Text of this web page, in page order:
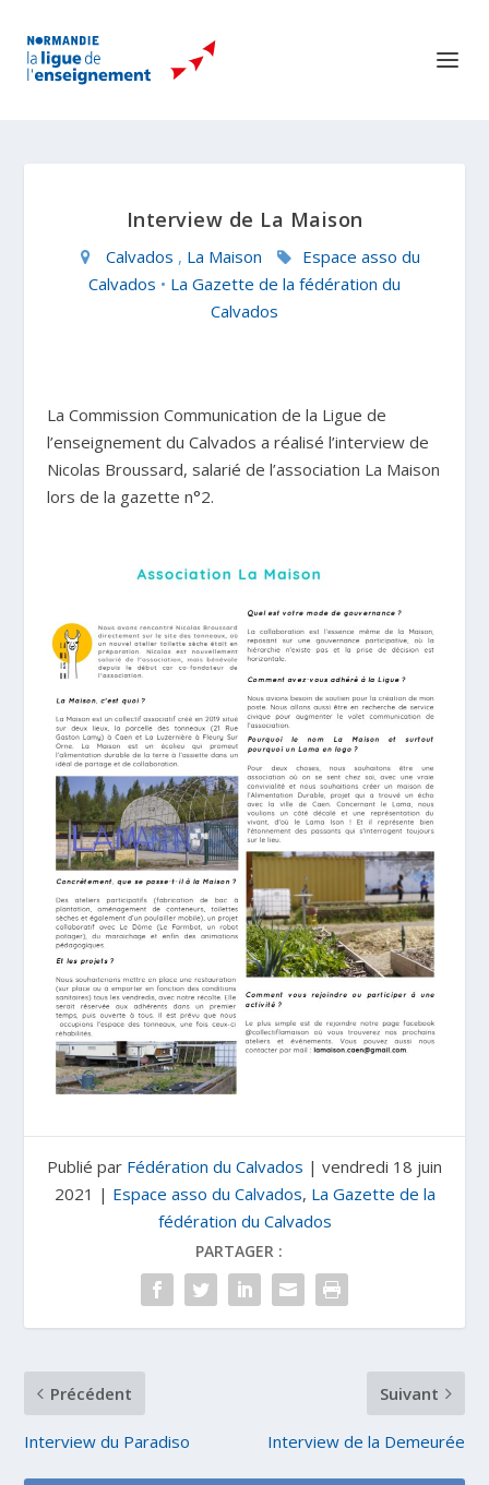
Interview de La Maison
Calvados , La Maison
Espace asso du
Calvados • La Gazette de la fédération du
Calvados
La Commission Communication de la Ligue de
l’enseignement du Calvados a réalisé l’interview de
Nicolas Broussard, salarié de l’association La Maison
lors de la gazette n°2.
Publié par Fédération du Calvados | vendredi 18 juin
2021 | Espace asso du Calvados, La Gazette de la
fédération du Calvados
PARTAGER :
Précédent
Interview du Paradiso
Suivant
Interview de la Demeurée